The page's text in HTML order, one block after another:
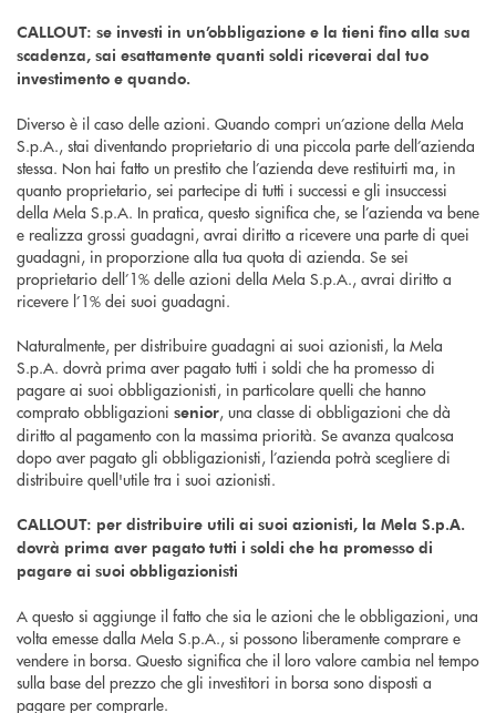
CALLOUT: se investi in un’obbligazione e la tieni fino alla sua
scadenza, sai esattamente quanti soldi riceverai dal tuo
investimento e quando.
Diverso è il caso delle azioni. Quando compri un’azione della Mela
S.p.A., stai diventando proprietario di una piccola parte dell’azienda
stessa. Non hai fatto un prestito che l’azienda deve restituirti ma, in
quanto proprietario, sei partecipe di tutti i successi e gli insuccessi
della Mela S.p.A. In pratica, questo significa che, se l’azienda va bene
e realizza grossi guadagni, avrai diritto a ricevere una parte di quei
guadagni, in proporzione alla tua quota di azienda. Se sei
proprietario dell’1% delle azioni della Mela S.p.A., avrai diritto a
ricevere l’1% dei suoi guadagni.
Naturalmente, per distribuire guadagni ai suoi azionisti, la Mela
S.p.A. dovrà prima aver pagato tutti i soldi che ha promesso di
pagare ai suoi obbligazionisti, in particolare quelli che hanno
comprato obbligazioni senior, una classe di obbligazioni che dà
diritto al pagamento con la massima priorità. Se avanza qualcosa
dopo aver pagato gli obbligazionisti, l’azienda potrà scegliere di
distribuire quell'utile tra i suoi azionisti.
CALLOUT: per distribuire utili ai suoi azionisti, la Mela S.p.A.
dovrà prima aver pagato tutti i soldi che ha promesso di
pagare ai suoi obbligazionisti
A questo si aggiunge il fatto che sia le azioni che le obbligazioni, una
volta emesse dalla Mela S.p.A., si possono liberamente comprare e
vendere in borsa. Questo significa che il loro valore cambia nel tempo
sulla base del prezzo che gli investitori in borsa sono disposti a
pagare per comprarle.